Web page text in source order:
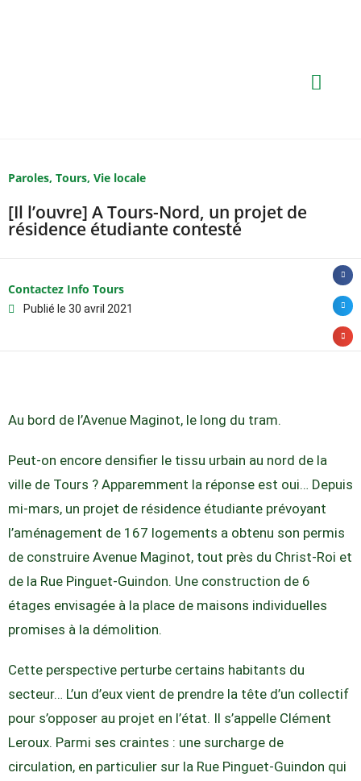
Paroles, Tours, Vie locale
[Il l’ouvre] A Tours-Nord, un projet de
résidence étudiante contesté
Contactez Info Tours
Publié le 30 avril 2021
Au bord de l’Avenue Maginot, le long du tram.
Peut-on encore densifier le tissu urbain au nord de la
ville de Tours ? Apparemment la réponse est oui… Depuis
mi-mars, un projet de résidence étudiante prévoyant
l’aménagement de 167 logements a obtenu son permis
de construire Avenue Maginot, tout près du Christ-Roi et
de la Rue Pinguet-Guindon. Une construction de 6
étages envisagée à la place de maisons individuelles
promises à la démolition.
Cette perspective perturbe certains habitants du
secteur… L’un d’eux vient de prendre la tête d’un collectif
pour s’opposer au projet en l’état. Il s’appelle Clément
Leroux. Parmi ses craintes : une surcharge de
circulation, en particulier sur la Rue Pinguet-Guindon qui